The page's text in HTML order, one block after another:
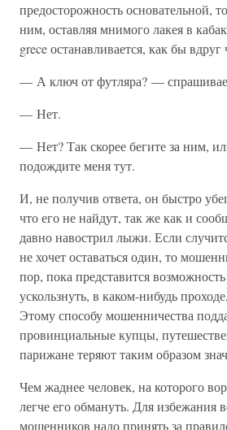
предосторожность основательной,
ним, оставляя мнимого лакея в
grece останавливается, как бы
— А ключ от футляра? —
— Нет.
— Нет? Так скорее бегите за ним,
подождите меня тут.
И, не получив ответа, он быстро
что его не найдут, так же как и
давно навострил лыжи. Если
не хочет оставаться один, то
пор, пока представится
ускользнуть, в каком-нибудь
Этому способу мошенничества
провинциальные купцы,
парижане теряют таким образом
Чем жаднее человек, на которого
легче его обмануть. Для избежания
мошенников надо принять за